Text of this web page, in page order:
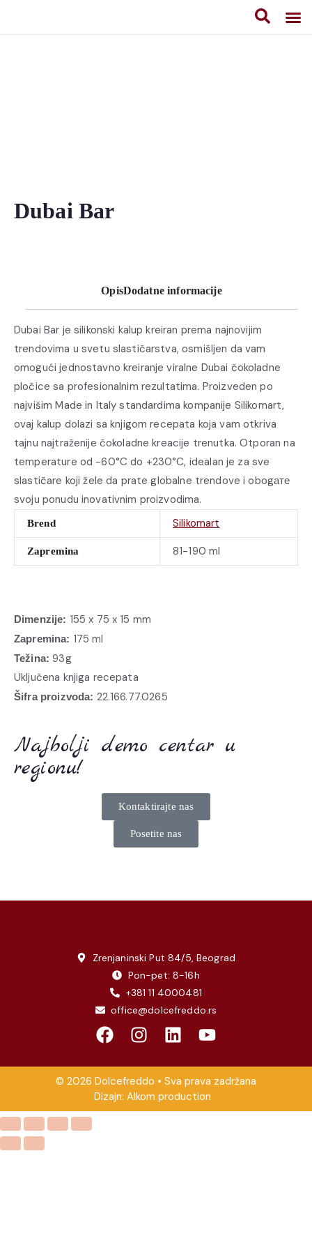
Dubai Bar
OpisDodatne informacije
Dubai Bar je silikonski kalup kreiran prema najnovijim
trendovima u svetu slastičarstva, osmišljen da vam
omogući jednostavno kreiranje viralne Dubai čokoladne
pločice sa profesionalnim rezultatima. Proizveden po
najvišim Made in Italy standardima kompanije Silikomart,
ovaj kalup dolazi sa knjigom recepata koja vam otkriva
tajnu najtraženije čokoladne kreacije trenutka. Otporan na
temperature od -60°C do +230°C, idealan je za sve
slastičare koji žele da prate globalne trendove i obogате
svoju ponudu inovativnim proizvodima.
Brend Silikomart
Zapremina 81-190 ml
Dimenzije: 155 x 75 x 15 mm
Zapremina: 175 ml
Težina: 93g
Uključena knjiga recepata
Šifra proizvoda: 22.166.77.0265
Najbolji demo centar u
regionu!
Kontaktirajte nas
Posetite nas
Zrenjaninski Put 84/5, Beograd
Pon-pet: 8-16h
+381 11 4000481
office@dolcefreddo.rs
© 2026 Dolcefreddo • Sva prava zadržana
Dizajn: Alkom production